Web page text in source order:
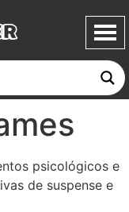
psicológicos e
de suspense e